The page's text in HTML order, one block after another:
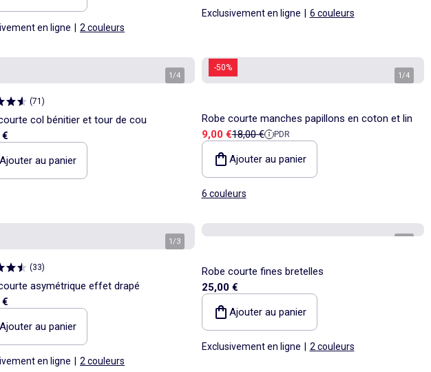
en ligne 2 couleurs
Exclusivement en ligne 6 couleurs
1/4
(71 )
col bénitier et tour de cou
Ajouter au panier
-50%
1/4
Robe courte manches papillons en coton et lin
Prix de vente
9,00 €Prix de référence
18,00 € PDR
Ajouter au panier
6 couleurs
1/3
(33)
asymétrique effet drapé
Ajouter au panier
en ligne 2 couleurs
Robe courte fines bretelles
25,00 €
Ajouter au panier
Exclusivement en ligne 2 couleurs